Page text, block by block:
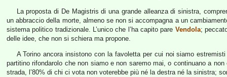
La proposta di De Magistris di una grande alleanza di sinistra,
un abbraccio della morte, almeno se non si accompagna a un
sistema politico tradizionale. L’unico che l’ha capito pare Vendola;
delle idee, che non si schiera ma propone.
A Torino ancora insistono con la favoletta per cui noi siamo
partitino rifondarolo che non siamo e non saremo mai, o continuano a
strada, l’80% di chi ci vota non voterebbe più né la destra né la sinistra;